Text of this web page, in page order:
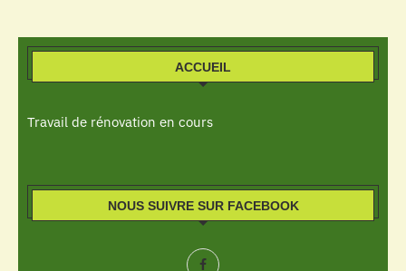
ACCUEIL
Travail de rénovation en cours
NOUS SUIVRE SUR FACEBOOK